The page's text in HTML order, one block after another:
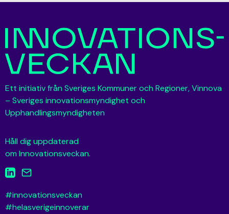
Ett initiativ från Sveriges Kommuner och Regioner, Vinnova
– Sveriges innovationsmyndighet och
Upphandlingsmyndigheten
Håll dig uppdaterad
om Innovationsveckan.
#innovationsveckan
#helasverigeinnoverar